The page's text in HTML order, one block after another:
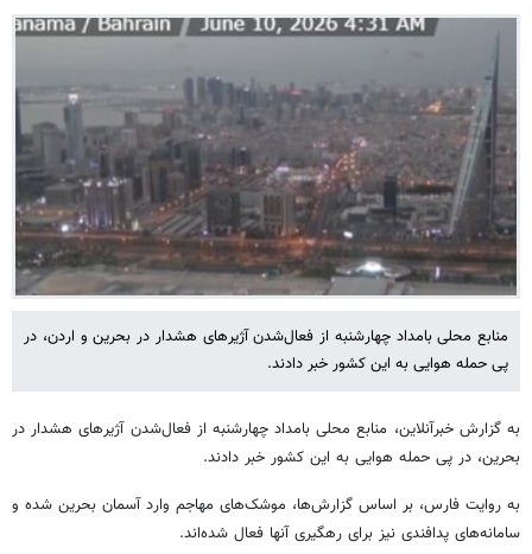
منابع محلی بامداد چهارشنبه از فعال‌شدن آژیرهای هشدار در بحرین و اردن، در
پی حمله هوایی به این کشور خبر دادند.
به گزارش خبرآنلاین، منابع محلی بامداد چهارشنبه از فعال‌شدن آژیرهای هشدار در
بحرین، در پی حمله هوایی به این کشور خبر دادند.
به روایت فارس، بر اساس گزارش‌ها، موشک‌های مهاجم وارد آسمان بحرین شده و
سامانه‌های پدافندی نیز برای رهگیری آنها فعال شده‌اند.